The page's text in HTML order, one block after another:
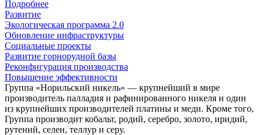
Подробнее
Развитие
Экологическая программа 2.0
Обновление инфраструктуры
Социальные проекты
Развитие горнорудной базы
Реконфигурация производства
Повышение эффективности
Группа «Норильский никель» — крупнейший в мире
производитель палладия и рафинированного никеля и один
из крупнейших производителей платины и меди. Кроме того,
Группа производит кобальт, родий, серебро, золото, иридий,
рутений, селен, теллур и серу.